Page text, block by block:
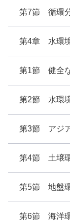
第7節 循環
第4章 水環
第1節 健全
第2節 水環
第3節 アジ
第4節 土壌
第5節 地盤
第6節 海洋